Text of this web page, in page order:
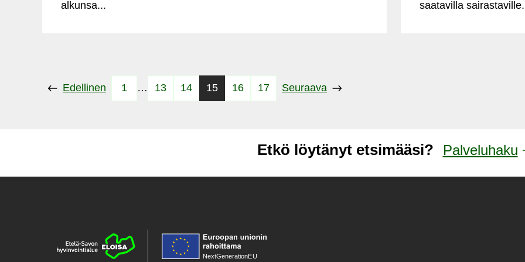
alkunsa... saatavilla
Edellinen 1 … 13 14 15 16 17 Seuraava
Etkö löytänyt etsimääsi? Palveluhaku
NextGenerationEU